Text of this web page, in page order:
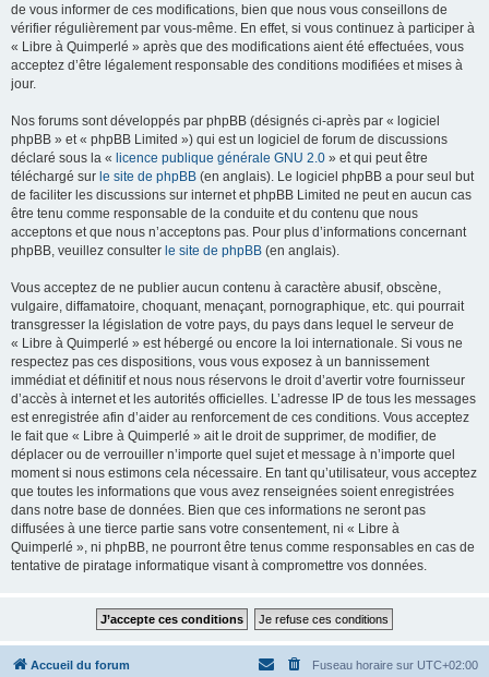
de vous informer de ces modifications, bien que nous vous conseillons de
vérifier régulièrement par vous-même. En effet, si vous continuez à participer à
« Libre à Quimperlé » après que des modifications aient été effectuées, vous
acceptez d’être légalement responsable des conditions modifiées et mises à
jour.
Nos forums sont développés par phpBB (désignés ci-après par « logiciel
phpBB » et « phpBB Limited ») qui est un logiciel de forum de discussions
déclaré sous la « licence publique générale GNU 2.0 » et qui peut être
téléchargé sur le site de phpBB (en anglais). Le logiciel phpBB a pour seul but
de faciliter les discussions sur internet et phpBB Limited ne peut en aucun cas
être tenu comme responsable de la conduite et du contenu que nous
acceptons et que nous n’acceptons pas. Pour plus d’informations concernant
phpBB, veuillez consulter le site de phpBB (en anglais).
Vous acceptez de ne publier aucun contenu à caractère abusif, obscène,
vulgaire, diffamatoire, choquant, menaçant, pornographique, etc. qui pourrait
transgresser la législation de votre pays, du pays dans lequel le serveur de
« Libre à Quimperlé » est hébergé ou encore la loi internationale. Si vous ne
respectez pas ces dispositions, vous vous exposez à un bannissement
immédiat et définitif et nous nous réservons le droit d’avertir votre fournisseur
d’accès à internet et les autorités officielles. L’adresse IP de tous les messages
est enregistrée afin d’aider au renforcement de ces conditions. Vous acceptez
le fait que « Libre à Quimperlé » ait le droit de supprimer, de modifier, de
déplacer ou de verrouiller n’importe quel sujet et message à n’importe quel
moment si nous estimons cela nécessaire. En tant qu’utilisateur, vous acceptez
que toutes les informations que vous avez renseignées soient enregistrées
dans notre base de données. Bien que ces informations ne seront pas
diffusées à une tierce partie sans votre consentement, ni « Libre à
Quimperlé », ni phpBB, ne pourront être tenus comme responsables en cas de
tentative de piratage informatique visant à compromettre vos données.
Accueil du forum Fuseau horaire sur UTC+02:00